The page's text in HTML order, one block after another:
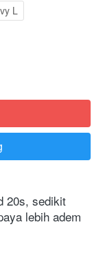
L
20s, sedikit
lebih adem